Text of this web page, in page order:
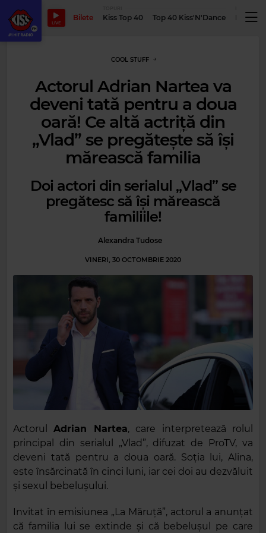
LIVE
Bilete Kiss Top 40 Top 40 Kiss'N'Dance
COOL STUFF
Actorul Adrian Nartea va
deveni tată pentru a doua
oară! Ce altă actriță din
„Vlad” se pregătește să își
mărească familia
Doi actori din serialul „Vlad” se
pregătesc să își mărească
familiile!
Alexandra Tudose
VINERI, 30 OCTOMBRIE 2020
ActorulAdrian Nartea, care interpretează rolul
principal din serialul „Vlad”, difuzat de ProTV, va
deveni tată pentru a doua oară. Soția lui, Alina,
este însărcinată în cinci luni, iar cei doi au dezvăluit
și sexul bebelușului.
Invitat în emisiunea „La Măruță”, actorul a anunțat
că familia lui se extinde și că bebelușul pe care